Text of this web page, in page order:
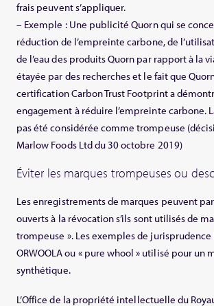
frais peuvent s’appliquer.
– Exemple : Une publicité Quorn qui se
réduction de l’empreinte carbone, de
de l’eau des produits Quorn par rapport à la
étayée par des recherches et le fait que
certification Carbon Trust Footprint a
engagement à réduire l’empreinte carbone.
pas été considérée comme trompeuse
Marlow Foods Ltd du 30 octobre 2019)
Éviter les marques trompeuses ou
Les enregistrements de marques peuvent
ouverts à la révocation s’ils sont utilisés de
trompeuse ». Les exemples de
ORWOOLA ou « pure whool » utilisé pour un
synthétique.
L’Office de la propriété intellectuelle du